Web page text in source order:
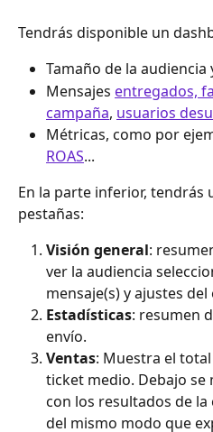
Tendrás disponible un
Tamaño de la audiencia
Mensajes entregados,
campaña, usuarios
Métricas, como por
ROAS...
En la parte inferior, tendrás
pestañas:
Visión general:
ver la audiencia
mensaje(s) y ajustes del
Estadísticas: resumen
envío.
Ventas: Muestra el
ticket medio. Debajo
con los resultados de
del mismo modo que